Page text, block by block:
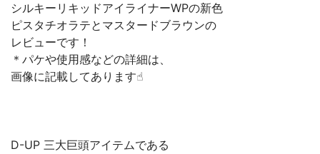
シルキーリキッドアイライナーWPの新色
ピスタチオラテとマスタードブラウンの
レビューです！
＊パケや使用感などの詳細は、
画像に記載してあります☝︎
D-UP 三大巨頭アイテムである